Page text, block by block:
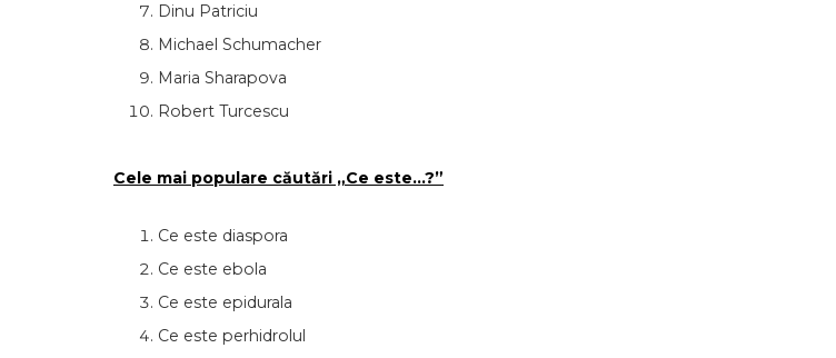
Dinu Patriciu
Michael Schumacher
Maria Sharapova
Robert Turcescu
Cele mai populare căutări „Ce este…?”
Ce este diaspora
Ce este ebola
Ce este epidurala
Ce este perhidrolul